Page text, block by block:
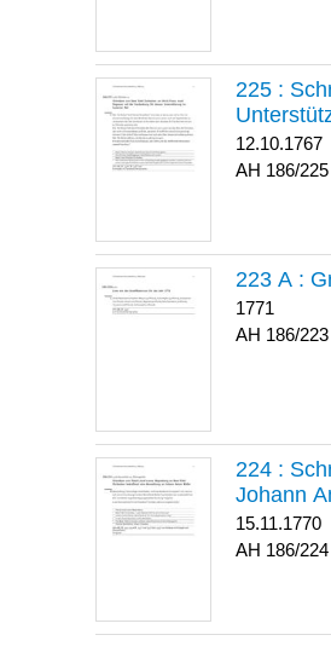
225 :
12.10.1767
186/225
223 A :
1771
186/
224 :
Johann
15.11.1770
186/224